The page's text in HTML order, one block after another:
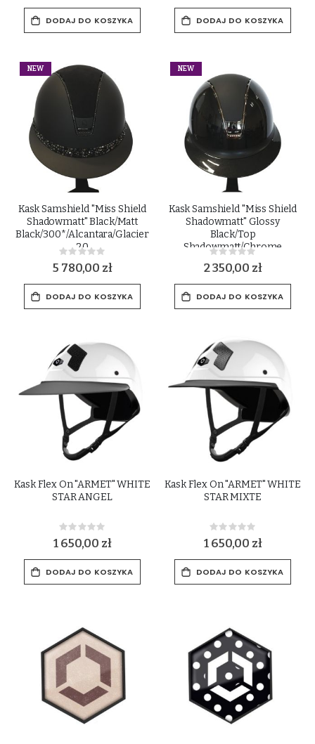
DODAJ DO KOSZYKA DODAJ DO KOSZYKA
NEW
Kask Samshield "Miss Shield
Shadowmatt" Black/Matt
Black/300*/Alcantara/Glacier
2.0
Rating:
0%
5 780,00 zł
DODAJ DO KOSZYKA
NEW
Kask Samshield "Miss Shield
Shadowmatt" Glossy
Black/Top
Shadowmatt/Chrome
2.0
Rating:
0%
2 350,00 zł
DODAJ DO KOSZYKA
Kask Flex On "ARMET" WHITE
STAR ANGEL
Rating:
0%
1 650,00 zł
DODAJ DO KOSZYKA
Kask Flex On "ARMET" WHITE
STAR MIXTE
Rating:
0%
1 650,00 zł
DODAJ DO KOSZYKA